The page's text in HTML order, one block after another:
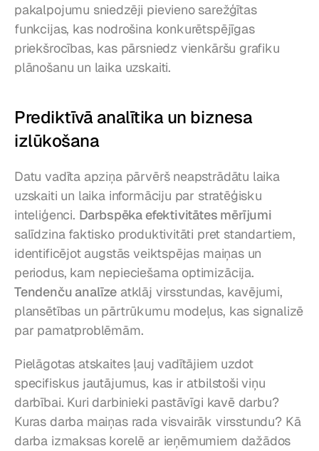
pakalpojumu sniedzēji pievieno sarežģītas
funkcijas, kas nodrošina konkurētspējīgas
priekšrocības, kas pārsniedz vienkāršu grafiku
plānošanu un laika uzskaiti.
Prediktīvā analītika un biznesa
izlūkošana
Datu vadīta apziņa pārvērš neapstrādātu laika
uzskaiti un laika informāciju par stratēģisku
inteliģenci. Darbspēka efektivitātes mērījumi
salīdzina faktisko produktivitāti pret standartiem,
identificējot augstās veiktspējas maiņas un
Tendenču analīze atklāj virsstundas, kavējumi,
plansētības un pārtrūkumu modeļus, kas signalizē
par pamatproblēmām.
Pielāgotas atskaites ļauj vadītājiem uzdot
specifiskus jautājumus, kas ir atbilstoši viņu
darbībai. Kuri darbinieki pastāvīgi kavē darbu?
Kuras darba maiņas rada visvairāk virsstundu? Kā
darba izmaksas korelē ar ieņēmumiem dažādos